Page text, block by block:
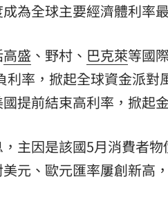
成為全球主要經濟體利率
高盛 、野村、 巴克萊等國
利率，掀起全球資金派
提前結束高利率，掀起
主因是該國5月消費者
元、歐元匯率屢創新高